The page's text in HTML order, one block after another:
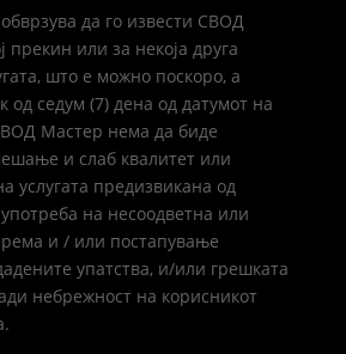
да го извести СВОД
прекин или за некоја друга
што е можно поскоро, а
од седум (7) дена од датумот на
Мастер нема да биде
и слаб квалитет или
услугата предизвикана од
на несоодветна или
и / или постапување
упатства, и/или грешката
небрежност на корисникот